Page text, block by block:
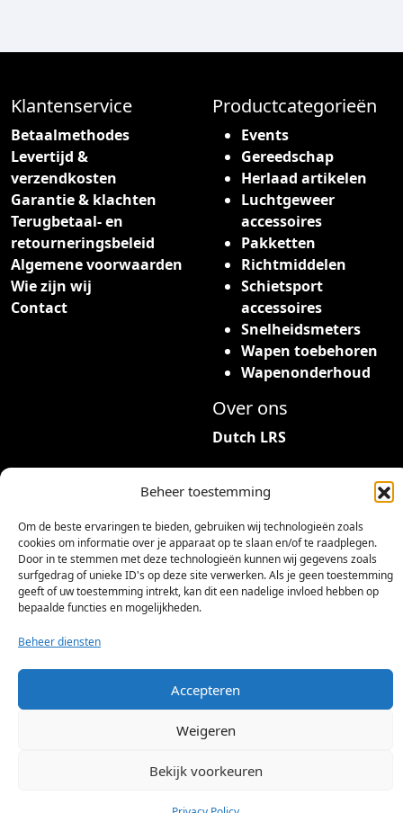
Beheer toestemming
Om de beste ervaringen te bieden, gebruiken wij technologieën zoals
cookies om informatie over je apparaat op te slaan en/of te raadplegen.
Door in te stemmen met deze technologieën kunnen wij gegevens zoals
surfgedrag of unieke ID's op deze site verwerken. Als je geen toestemming
geeft of uw toestemming intrekt, kan dit een nadelige invloed hebben op
bepaalde functies en mogelijkheden.
Beheer diensten
Accepteren
Weigeren
Bekijk voorkeuren
Klantenservice
Betaalmethodes
Levertijd &
verzendkosten
Garantie & klachten
Terugbetaal- en
retourneringsbeleid
Algemene voorwaarden
Wie zijn wij
Contact
Productcategorieën
Events
Gereedschap
Herlaad artikelen
Luchtgeweer
accessoires
Pakketten
Richtmiddelen
Schietsport
accessoires
Snelheidsmeters
Wapen toebehoren
Wapenonderhoud
Over ons
Dutch LRS
Adres: Hambeukerboord
35
(geen bezoekadres)
info@dutchlrs.nl
+31 45 2123953
2026 Dutch LRS